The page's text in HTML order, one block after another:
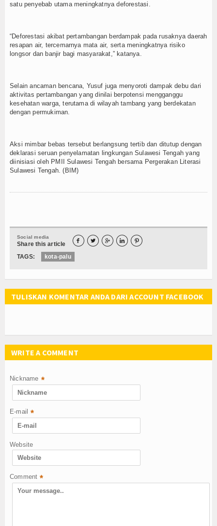
satu penyebab utama meningkatnya deforestasi.
“Deforestasi akibat pertambangan berdampak pada rusaknya daerah
resapan air, tercemarnya mata air, serta meningkatnya risiko
longsor dan banjir bagi masyarakat,” katanya.
Selain ancaman bencana, Yusuf juga menyoroti dampak debu dari
aktivitas pertambangan yang dinilai berpotensi mengganggu
kesehatan warga, terutama di wilayah tambang yang berdekatan
dengan permukiman.
Aksi mimbar bebas tersebut berlangsung tertib dan ditutup dengan
deklarasi seruan penyelamatan lingkungan Sulawesi Tengah yang
diinisiasi oleh PMII Sulawesi Tengah bersama Pergerakan Literasi
Sulawesi Tengah. (BIM)
Social media
Share this article     
TAGS: kota-palu
TULISKAN KOMENTAR ANDA DARI ACCOUNT FACEBOOK
WRITE A COMMENT
Nickname *
E-mail *
Website
Comment *